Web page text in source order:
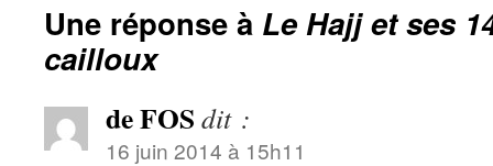
Une réponse à Le Hajj et ses
cailloux
de FOS dit :
16 juin 2014 à 15h11